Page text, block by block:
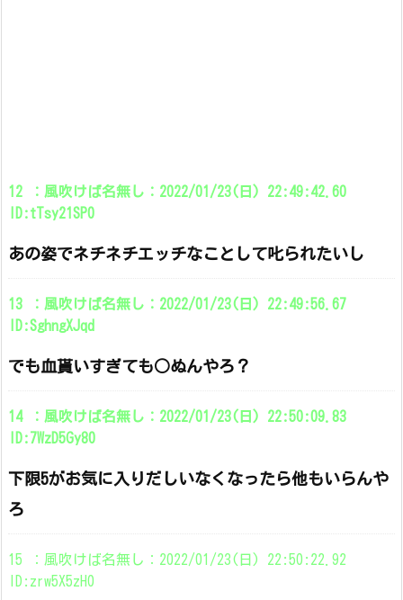
12 ：風吹けば名無し：2022/01/23(日) 22:49:42.60
ID:tTsy21SP0
あの姿でネチネチエッチなことして叱られたいし
13 ：風吹けば名無し：2022/01/23(日) 22:49:56.67
ID:SghngXJqd
でも血貰いすぎても○ぬんやろ？
14 ：風吹けば名無し：2022/01/23(日) 22:50:09.83
ID:7WzD5Gy80
下限5がお気に入りだしいなくなったら他もいらんや
ろ
15 ：風吹けば名無し：2022/01/23(日) 22:50:22.92
ID:zrw5X5zH0